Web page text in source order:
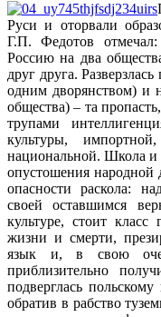
Руси и оторвали
Г.П. Федотов отмечал:
Россию на два
друг друга.
одним дворянством) и
общества) – та
трупами
культуры,
национальной. Школа и
опустошения народной
опасности раскола:
своей оставшимся
культуре, стоит
жизни и смерти,
язык и, в свою
приблизительно
подверглась
обратив в рабство